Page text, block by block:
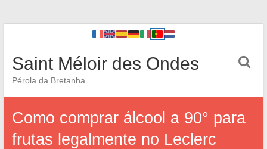
Saint Méloir des Ondes
Pérola da Bretanha
Como comprar álcool a 90° para
frutas legalmente no Leclerc